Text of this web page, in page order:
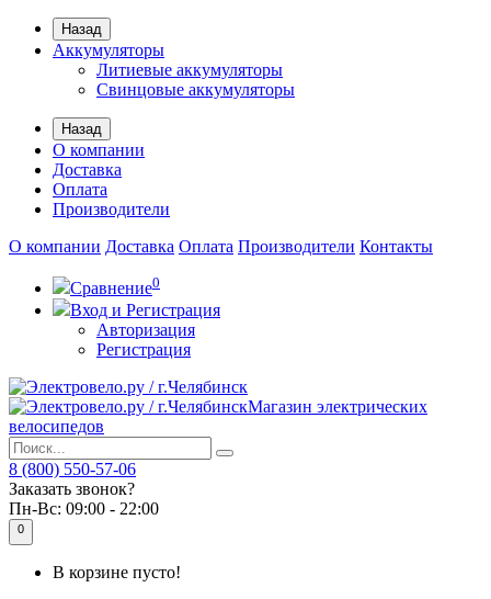
Назад
Аккумуляторы
Литиевые аккумуляторы
Свинцовые аккумуляторы
Назад
О компании
Доставка
Оплата
Производители
О компании Доставка Оплата Производители Контакты
Сравнение0
Вход и Регистрация
Авторизация
Регистрация
Магазин электрических
велосипедов
8 (800) 550-57-06
Заказать звонок?
Пн-Вс: 09:00 - 22:00
0
В корзине пусто!